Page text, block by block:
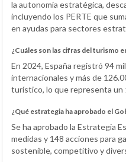
la autonomía estratégica,
incluyendo los PERTE que
en ayudas para sectores
¿Cuáles son las cifras del turismo
En 2024, España registró 94
internacionales y más de
turístico, lo que representa un
¿Qué estrategia ha aprobado el
Se ha aprobado la Estrategia
medidas y 148 acciones para
sostenible, competitivo y